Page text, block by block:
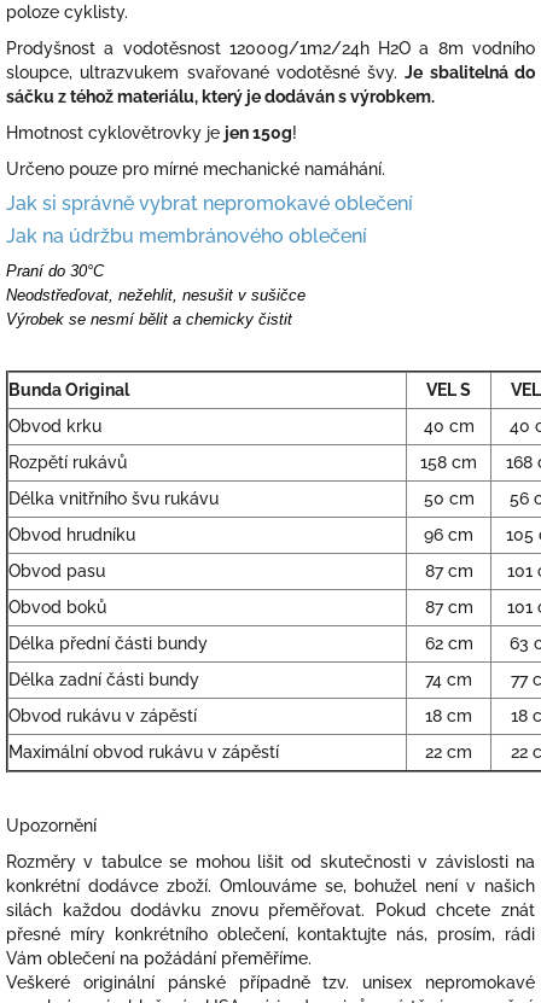
poloze cyklisty.
Prodyšnost a vodotěsnost 12000g/1m2/24h H2O a 8m vodního
sloupce, ultrazvukem svařované vodotěsné švy.Je sbalitelná do
sáčku z téhož materiálu, který je dodáván s výrobkem.
Hmotnost cyklovětrovky je jen 150g!
Určeno pouze pro mírné mechanické namáhání.
Jak si správně vybrat nepromokavé oblečení
Jak na údržbu membránového oblečení
Praní do 30°C
Neodstřeďovat, nežehlit, nesušit v sušičce
Výrobek se nesmí bělit a chemicky čistit
Bunda Original VEL S
Obvod krku
40 cm
40
Rozpětí rukávů
158 cm
168
Délka vnitřního švu rukávu
50 cm
56
Obvod hrudníku
96 cm
105
Obvod pasu
87 cm
101
Obvod boků
87 cm
101
Délka přední části bundy
62 cm
63
Délka zadní části bundy
74 cm
77
Obvod rukávu v zápěstí
18 cm
18
Maximální obvod rukávu v zápěstí
22 cm 22
Upozornění
Rozměry v tabulce se mohou lišit od skutečnosti v závislosti na
konkrétní dodávce zboží. Omlouváme se, bohužel není v našich
silách každou dodávku znovu přeměřovat. Pokud chcete znát
přesné míry konkrétního oblečení, kontaktujte nás, prosím, rádi
Vám oblečení na požádání přeměříme.
Veškeré originální pánské případně tzv. unisex nepromokavé